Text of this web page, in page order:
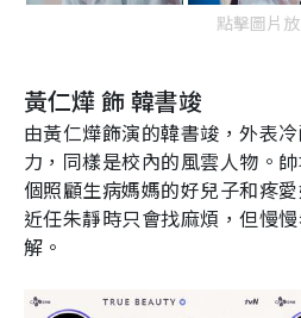
點擊圖片
黃仁燁飾韓書竣
由黃仁燁飾演的韓書竣，外表
力，同樣是校內的風雲人物。
個照顧生病媽媽的好兒子和疼
近任朱靜時只會找麻煩，但慢
解。